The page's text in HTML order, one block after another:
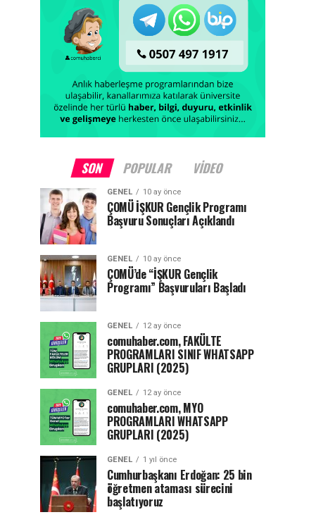
SON POPULAR VIDEO
GENEL 10 ay önce
ÇOMÜ İŞKUR Gençlik Programı
Başvuru Sonuçları Açıklandı
GENEL 10 ay önce
ÇOMÜ’de “İŞKUR Gençlik
Programı” Başvuruları Başladı
GENEL 12 ay önce
comuhaber.com, FAKÜLTE
PROGRAMLARI SINIF WHATSAPP
GRUPLARI (2025)
GENEL 12 ay önce
comuhaber.com, MYO
PROGRAMLARI WHATSAPP
GRUPLARI (2025)
GENEL 1 yıl önce
Cumhurbaşkanı Erdoğan: 25 bin
öğretmen ataması sürecini
başlatıyoruz